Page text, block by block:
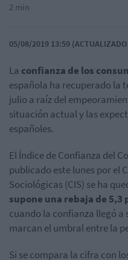
2 min
05/08/2019 13:59
La confianza de los
española ha recuperado la
julio a raíz del
situación actual y las
españoles.
El Índice de Confianza del
publicado este lunes por el
Sociológicas (CIS) se ha
supone una rebaja de
cuando la confianza llegó a
marcan el umbral entre la
Si se compara la cifra con